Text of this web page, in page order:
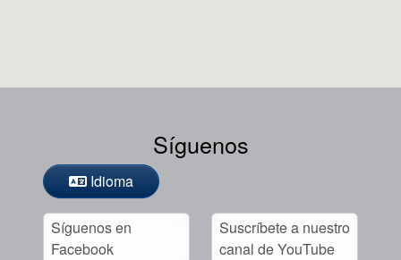
Síguenos
Idioma
Síguenos en
Facebook
Suscríbete a nuestro
canal de YouTube